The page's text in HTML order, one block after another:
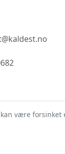
være forsinket